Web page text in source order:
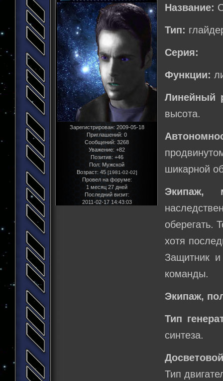
Зарегистрирован: 2009-05-18
Приглашений: 0
Сообщений: 3268
Уважение: +82
Позитив: +46
Пол:Мужской
Возраст: 45 [1981-02-02]
Провел на форуме:
1 месяц 27 дней
Последний визит:
2011-02-17 14:43:03
Название:
Тип:
Серия:
Функции:
Линейный
высота.
шикарной
Экипаж,
оберегать.
хотя
Защитник
команды.
Экипаж,
Тип
синтеза.
Тип